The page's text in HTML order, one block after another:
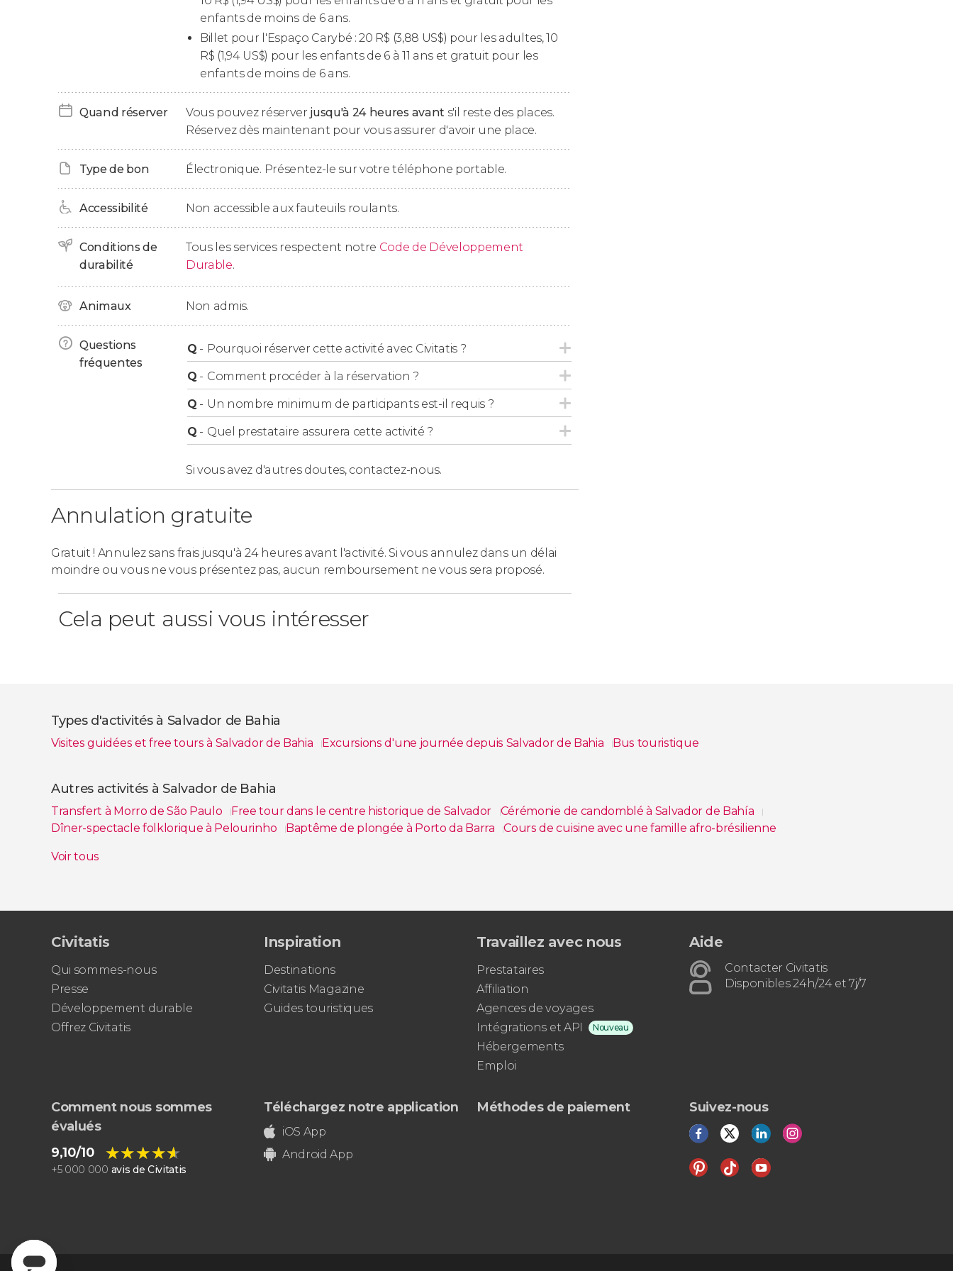
en Argentine et a décidé d'adopter la nationalité brésilienne. Ses œuvres artistiques sont
céramique et despeintures muralesaux sculptures et aux gravures .
Comme vous le verrez, cet artiste était très polyvalent et s'adonnait également à la
l'arrivée est prévue à 18h30.
enfants de moins de 6 ans.
Billet pour l'Espaço Carybé : 20 R$ (3,88 US$) pour les adultes, 10
R$ (1,94 US$) pour les enfants de 6 à 11 ans et gratuit pour les
enfants de moins de 6 ans.
Quand réserver Vous pouvez réserver jusqu'à 24 heures avant s'il reste des places.
Réservez dès maintenant pour vous assurer d'avoir une place.
Type de bon Électronique. Présentez-le sur votre téléphone portable.
Accessibilité Non accessible aux fauteuils roulants.
Conditions de
durabilité
Tous les services respectent notre Code de Développement
Durable.
Animaux Non admis.
Questions
fréquentes
Q - Pourquoi réserver cette activité avec Civitatis ?
Q - Comment procéder à la réservation ?
Q - Un nombre minimum de participants est-il requis ?
Q - Quel prestataire assurera cette activité ?
Si vous avez d'autres doutes, contactez-nous.
Annulation gratuite
Gratuit ! Annulez sans frais jusqu'à 24 heures avant l'activité. Si vous annulez dans un délai
moindre ou vous ne vous présentez pas, aucun remboursement ne vous sera proposé.
Cela peut aussi vous intéresser
Types d'activités à Salvador de Bahia
Visites guidées et free tours à Salvador de Bahia Excursions d'une journée depuis Salvador de Bahia Bus touristique
Autres activités à Salvador de Bahia
Transfert à Morro de São Paulo Free tour dans le centre historique de Salvador
Cérémonie de candomblé à Salvador de Bahía
Dîner-spectacle folklorique à Pelourinho
Baptême de plongée à Porto da Barra
Cours de cuisine avec une famille afro-brésilienne
Cours de capoeira à Salvador de Bahia
Voir tous
Civitatis
Qui sommes-nous
Presse
Développement durable
Offrez Civitatis
Inspiration
Destinations
Civitatis Magazine
Guides touristiques
Travaillez avec nous
Prestataires
Affiliation
Agences de voyages
Intégrations et API
Nouveau
Hébergements
Emploi
Aide
Contacter Civitatis
Disponibles 24h/24 et 7j/7
Comment nous sommes
évalués
9,10/10
★★★★★
★★★★★
+5 000 000 avis de Civitatis
Téléchargez notre application
iOS App
Android App
Méthodes de paiement Suivez-nous